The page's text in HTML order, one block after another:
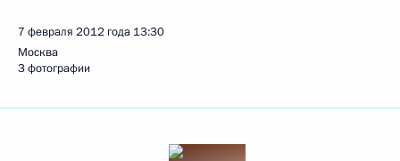
7 февраля 2012 года 13:30
Москва
3 фотографии